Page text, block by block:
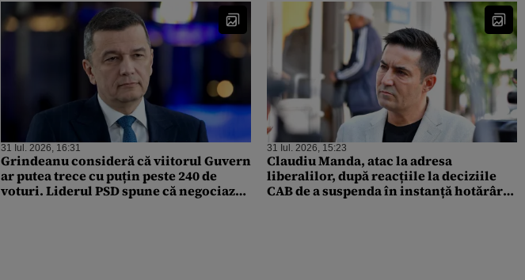
31 Iul. 2026, 16:31
Grindeanu consideră că viitorul Guvern
ar putea trece cu puțin peste 240 de
voturi. Liderul PSD spune că negociază
31 Iul. 2026, 15:23
Claudiu Manda, atac la adresa
liberalilor, după reacțiile la deciziile
CAB de a suspenda în instanță hotărâri